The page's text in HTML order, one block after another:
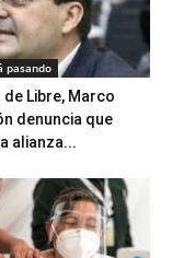
pasando
de Libre, Marco
denuncia que
alianza...